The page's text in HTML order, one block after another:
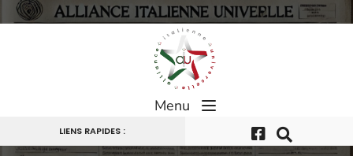
Passer
Menu
LIENS RAPIDES :